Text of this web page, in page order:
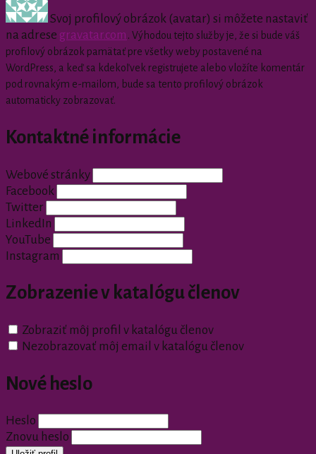
Svoj profilový obrázok (avatar) si môžete nastaviť
na adrese gravatar.com . Výhodou tejto služby je, že si bude váš
profilový obrázok pamätať pre všetky weby postavené na
WordPress, a keď sa kdekoľvek registrujete alebo vložíte komentár
pod rovnakým e-mailom, bude sa tento profilový obrázok
automaticky zobrazovať.
Kontaktné informácie
Webové stránky
Facebook
Twitter
LinkedIn
YouTube
Instagram
Zobrazenie v katalógu členov
Zobraziť môj profil v katalógu členov
Nezobrazovať môj email v katalógu členov
Nové heslo
Heslo
Znovu heslo